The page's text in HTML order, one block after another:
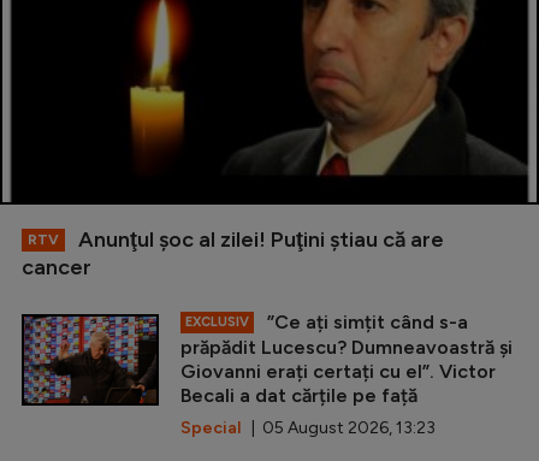
RTV
Anunţul şoc al zilei! Puţini ştiau că are
cancer
EXCLUSIV
”Ce ați simțit când s-a
prăpădit Lucescu? Dumneavoastră și
Giovanni erați certați cu el”. Victor
Becali a dat cărțile pe față
Special | 05 August 2026, 13:23